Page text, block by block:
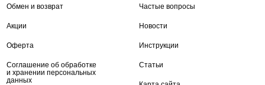
Обмен и возврат
Акции
Оферта
Соглашение об обработке
и хранении персональных
данных
Частые вопросы
Новости
Инструкции
Статьи